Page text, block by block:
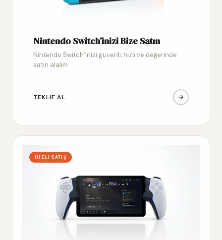
Nintendo Switch’inizi Bize Satın
Nintendo Switch’inizi güvenli, hızlı ve değerinde
satın alalım
TEKLIF AL
HIZLI SATIŞ